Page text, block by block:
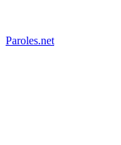
Paroles.net